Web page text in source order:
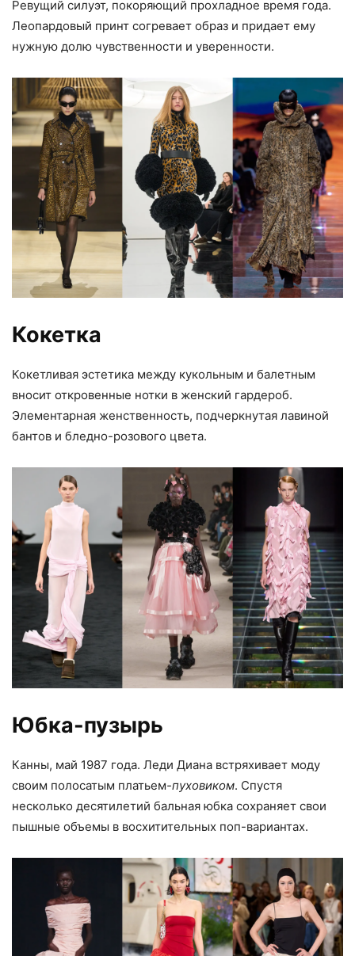
Ревущий силуэт, покоряющий прохладное время года.
Леопардовый принт согревает образ и придает ему
нужную долю чувственности и уверенности.
Кокетка
Кокетливая эстетика между кукольным и балетным
вносит откровенные нотки в женский гардероб.
Элементарная женственность, подчеркнутая лавиной
бантов и бледно-розового цвета.
Юбка-пузырь
Канны, май 1987 года. Леди Диана встряхивает моду
своим полосатым платьем-пуховиком. Спустя
несколько десятилетий бальная юбка сохраняет свои
пышные объемы в восхитительных поп-вариантах.